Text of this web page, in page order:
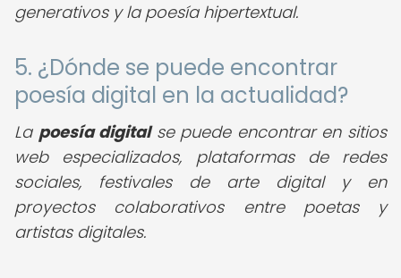
generativos y la poesía hipertextual.
5. ¿Dónde se puede encontrar
poesía digital en la actualidad?
La poesía digitalse puede encontrar en sitios
web especializados, plataformas de redes
sociales, festivales de arte digital y en
proyectos colaborativos entre poetas y
artistas digitales.